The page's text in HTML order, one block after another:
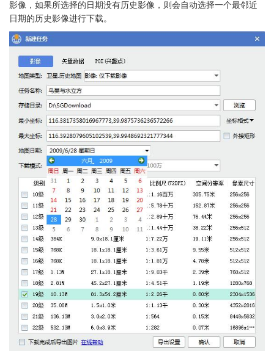
影像，如果所选择的日期没有历史影像，则会自动选择一个最邻近
日期的历史影像进行下载。